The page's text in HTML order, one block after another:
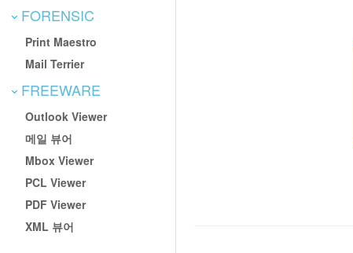
FORENSIC
Print Maestro
Mail Terrier
FREEWARE
Outlook Viewer
메일 뷰어
Mbox Viewer
PCL Viewer
PDF Viewer
XML 뷰어